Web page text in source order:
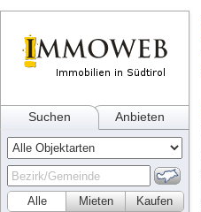
Suchen Anbieten
Alle Kaufen
Mieten